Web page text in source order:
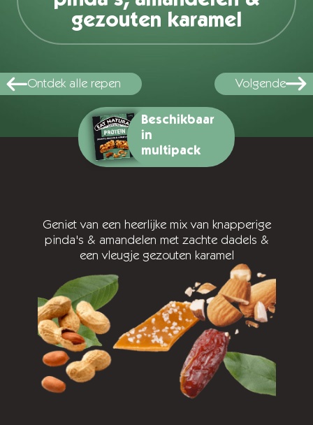
Ontdek alle repen Volgende
gezouten karamel
Beschikbaar
in
multipack
Geniet van een heerlijke mix van knapperige
pinda's & amandelen met zachte dadels &
een vleugje gezouten karamel